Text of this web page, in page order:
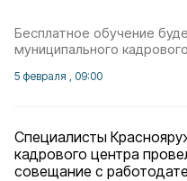
Бесплатное обучение
муниципального
5 февраля , 09:00
Специалисты
кадрового центра
совещание с